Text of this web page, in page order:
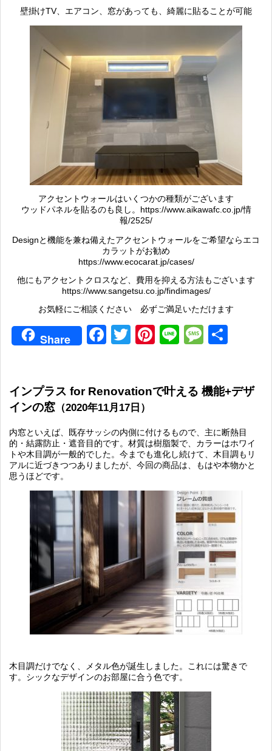
壁掛けTV、エアコン、窓があっても、綺麗に貼ることが可能
アクセントウォールはいくつかの種類がございます
ウッドパネルを貼るのも良し。 https://www.aikawafc.co.jp/情
報/2525/
Designと機能を兼ね備えたアクセントウォールをご希望ならエコ
カラットがお勧め
https://www.ecocarat.jp/cases/
他にもアクセントクロスなど、費用を抑える方法もございます
https://www.sangetsu.co.jp/findimages/
お気軽にご相談ください 必ずご満足いただけます
Share Facebook
Twitter
Pinterest
Line
インプラス for Renovationで叶える 機能+デザ
インの窓 （2020年11月17日）
内窓といえば、既存サッシの内側に付けるもので、主に断熱目
的・結露防止・遮音目的です。材質は樹脂製で、カラーはホワイ
トや木目調が一般的でした。今までも進化し続けて、木目調もリ
アルに近づきつつありましたが、今回の商品は、もはや本物かと
思うほどです。
木目調だけでなく、メタル色が誕生しました。これには驚きで
す。シックなデザインのお部屋に合う色です。